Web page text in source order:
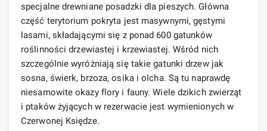
specjalne drewniane posadzki dla pieszych. Główna
część terytorium pokryta jest masywnymi, gęstymi
lasami, składającymi się z ponad 600 gatunków
roślinności drzewiastej i krzewiastej. Wśród nich
szczególnie wyróżniają się takie gatunki drzew jak
sosna, świerk, brzoza, osika i olcha. Są tu naprawdę
niesamowite okazy flory i fauny. Wiele dzikich zwierząt
i ptaków żyjących w rezerwacie jest wymienionych w
Czerwonej Księdze.